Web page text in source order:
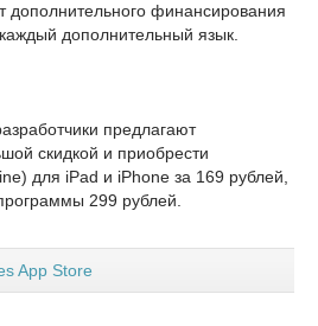
дополнительного финансирования
дополнительный язык.
предлагают
скидкой и приобрести
для iPad и iPhone за 169 рублей,
299 рублей.
App Store